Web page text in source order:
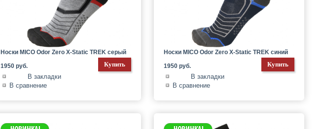
Носки MICO Odor Zero X-Static TREK серый
1950 руб.
В закладки
В сравнение
Носки MICO Odor Zero X-Static TREK синий
1950 руб.
В закладки
В сравнение